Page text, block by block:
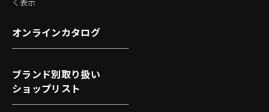
オンラインカタログ
ブランド別取り扱い
ショップリスト